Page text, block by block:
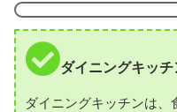
ダイニングキッチ
ダイニングキッチンは